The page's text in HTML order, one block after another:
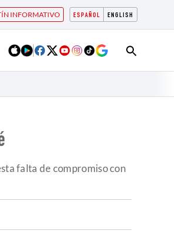
ESPAÑOL ENGLISH
INFORMATIVO
falta de compromiso con